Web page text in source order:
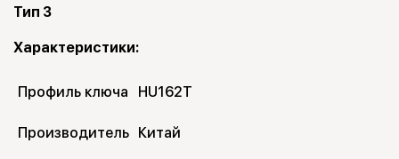
Тип 3
Характеристики:
Профиль ключа HU162T
Производитель Китай